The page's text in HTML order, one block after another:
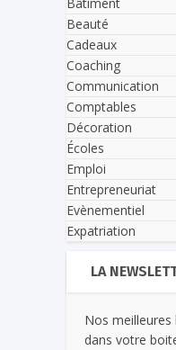
Bâtiment
Beauté
Cadeaux
Coaching
Communication
Comptables
Décoration
Écoles
Emploi
Entrepreneuriat
Evènementiel
Expatriation
LA
Nos
dans votre